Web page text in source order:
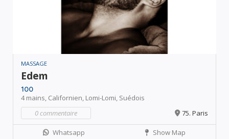
MASSAGE
Edem
100
4 mains, Californien, Lomi-Lomi, Suédois
0 commentaire
75. Paris
Whatsapp Show Map